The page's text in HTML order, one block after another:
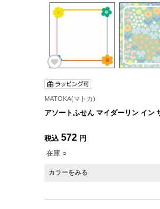
MATOKA(マトカ)
アソートふせん マイダーリン イン
税込 572 円
在庫 ○
カラーをみる